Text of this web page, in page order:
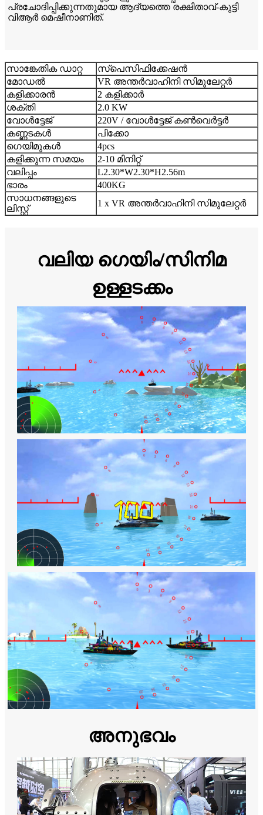
പ്രചോദിപ്പിക്കുന്നതുമായ ആദ്യത്തെ രക്ഷിതാവ്-കുട്ടി
വിആർ മെഷീനാണിത്.
സാങ്കേതിക ഡാറ്റ
സ്പെസിഫിക്കേഷൻ
മോഡൽ
VR അന്തർവാഹിനി സിമുലേറ്റർ
കളിക്കാരൻ
2 കളിക്കാർ
ശക്തി
2.0 KW
വോൾട്ടേജ്
220V / വോൾട്ടേജ് കൺവെർട്ടർ
കണ്ണടകൾ
പിക്കോ
ഗെയിമുകൾ
4pcs
കളിക്കുന്ന സമയം
2-10 മിനിറ്റ്
വലിപ്പം
L2.30*W2.30*H2.56m
ഭാരം
400KG
സാധനങ്ങളുടെ
ലിസ്റ്റ്
1 x VR അന്തർവാഹിനി സിമുലേറ്റർ
വലിയ ഗെയിം/സിനിമ
ഉള്ളടക്കം
അനുഭവം